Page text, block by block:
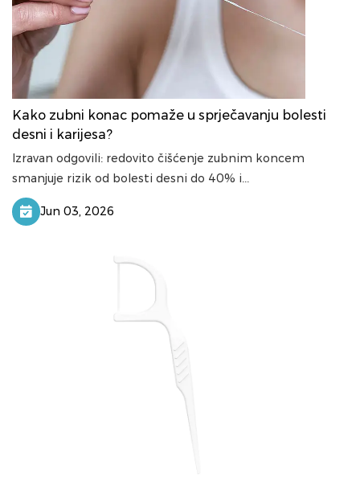
Kako zubni konac pomaže u sprječavanju bolesti
desni i karijesa?
Izravan odgovili: redovito čišćenje zubnim koncem
smanjuje rizik od bolesti desni do 40% i...
Jun 03, 2026